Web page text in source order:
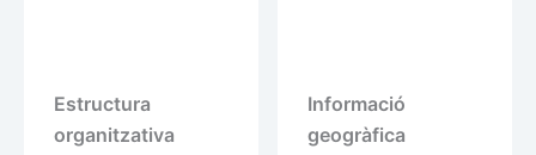
Estructura
organitzativa
Informació
geogràfica